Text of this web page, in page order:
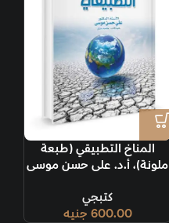
المناخ التطبيقي (طبعة
ملونة)، أ.د. على حسن موسى
كتبجي
600.00 جنيه